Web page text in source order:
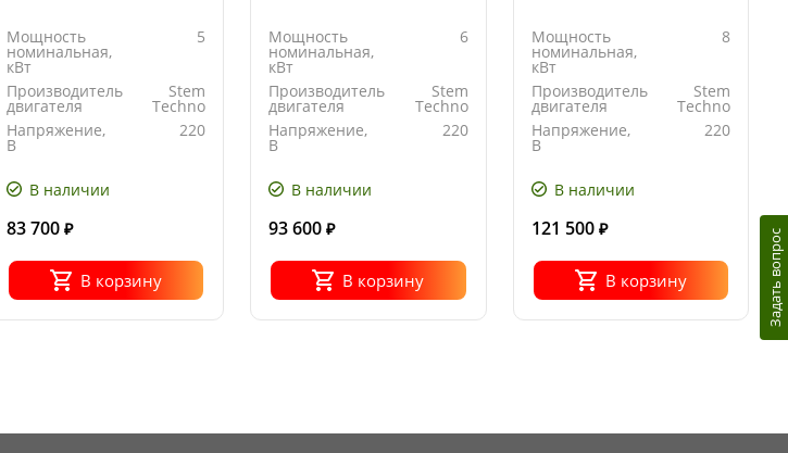
Мощность
номинальная,
кВт
5
Производитель
двигателя
Stem
Techno
Напряжение,
В
220
генератора
В наличии
83 700 ₽
В корзину
Мощность
номинальная,
кВт
6
Производитель
двигателя
Stem
Techno
Напряжение,
В
220
генератора
В наличии
93 600 ₽
В корзину
Мощность
номинальная,
кВт
8
Производитель
двигателя
Stem
Techno
Напряжение,
В
220
генератора
В наличии
121 500 ₽
В корзину Задать вопрос